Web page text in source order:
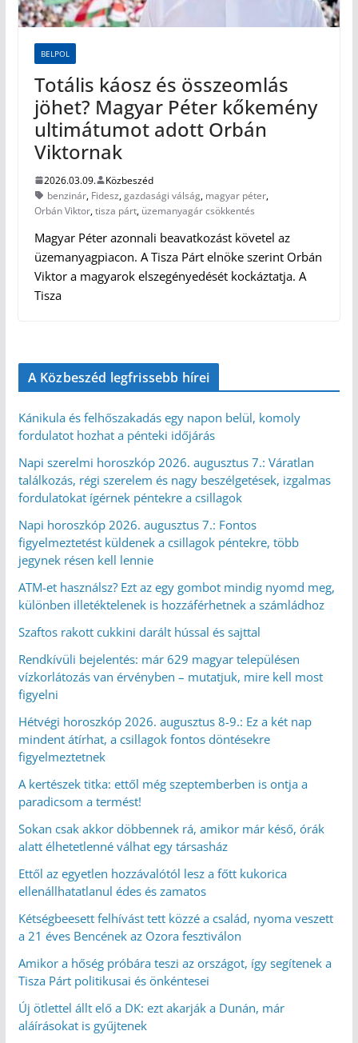
BELPOL
Totális káosz és összeomlás
jöhet? Magyar Péter kőkemény
ultimátumot adott Orbán
Viktornak
2026.03.09.
Közbeszéd
benzinár, Fidesz,gazdasági válság, magyar péter,
Orbán Viktor,tisza párt, üzemanyagár csökkentés
Magyar Péter azonnali beavatkozást követel az
üzemanyagpiacon. A Tisza Párt elnöke szerint Orbán
Viktor a magyarok elszegényedését kockáztatja. A
Tisza
A Közbeszéd legfrissebb hírei
Kánikula és felhőszakadás egy napon belül, komoly
fordulatot hozhat a pénteki időjárás
Napi szerelmi horoszkóp 2026. augusztus 7.: Váratlan
találkozás, régi szerelem és nagy beszélgetések, izgalmas
fordulatokat ígérnek péntekre a csillagok
Napi horoszkóp 2026. augusztus 7.: Fontos
figyelmeztetést küldenek a csillagok péntekre, több
jegynek résen kell lennie
ATM-et használsz? Ezt az egy gombot mindig nyomd meg,
különben illetéktelenek is hozzáférhetnek a számládhoz
Szaftos rakott cukkini darált hússal és sajttal
Rendkívüli bejelentés: már 629 magyar településen
vízkorlátozás van érvényben – mutatjuk, mire kell most
figyelni
Hétvégi horoszkóp 2026. augusztus 8-9.: Ez a két nap
mindent átírhat, a csillagok fontos döntésekre
figyelmeztetnek
A kertészek titka: ettől még szeptemberben is ontja a
paradicsom a termést!
Sokan csak akkor döbbennek rá, amikor már késő, órák
alatt élhetetlenné válhat egy társasház
Ettől az egyetlen hozzávalótól lesz a főtt kukorica
ellenállhatatlanul édes és zamatos
Kétségbeesett felhívást tett közzé a család, nyoma veszett
a 21 éves Bencének az Ozora fesztiválon
Amikor a hőség próbára teszi az országot, így segítenek a
Tisza Párt politikusai és önkéntesei
Új ötlettel állt elő a DK: ezt akarják a Dunán, már
aláírásokat is gyűjtenek